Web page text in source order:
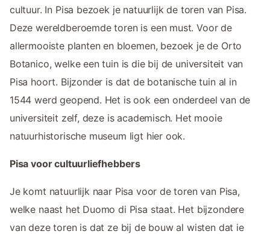
cultuur. In Pisa bezoek je natuurlijk de toren van Pisa.
Deze wereldberoemde toren is een must. Voor de
allermooiste planten en bloemen, bezoek je de Orto
Botanico, welke een tuin is die bij de universiteit van
Pisa hoort. Bijzonder is dat de botanische tuin al in
1544 werd geopend. Het is ook een onderdeel van de
universiteit zelf, deze is academisch. Het mooie
natuurhistorische museum ligt hier ook.
Pisa voor cultuurliefhebbers
Je komt natuurlijk naar Pisa voor de toren van Pisa,
welke naast het Duomo di Pisa staat. Het bijzondere
van deze toren is dat ze bij de bouw al wisten dat ie